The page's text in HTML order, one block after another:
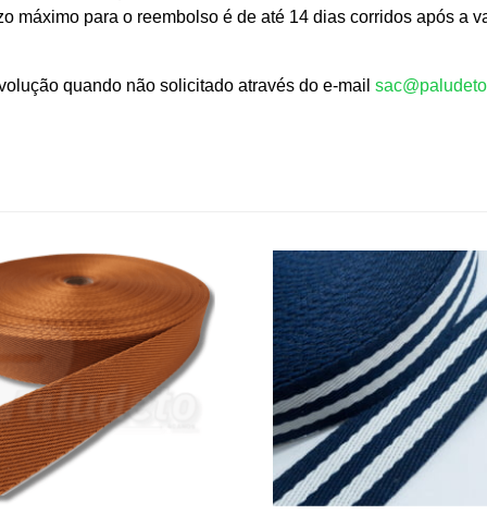
máximo para o reembolso é de até 14 dias corridos após a
quando não solicitado através do e-mail